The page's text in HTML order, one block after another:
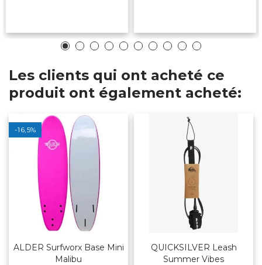
Les clients qui ont acheté ce
produit ont également acheté:
-16,5%
ALDER Surfworx Base Mini
Malibu
QUICKSILVER Leash
Summer Vibes